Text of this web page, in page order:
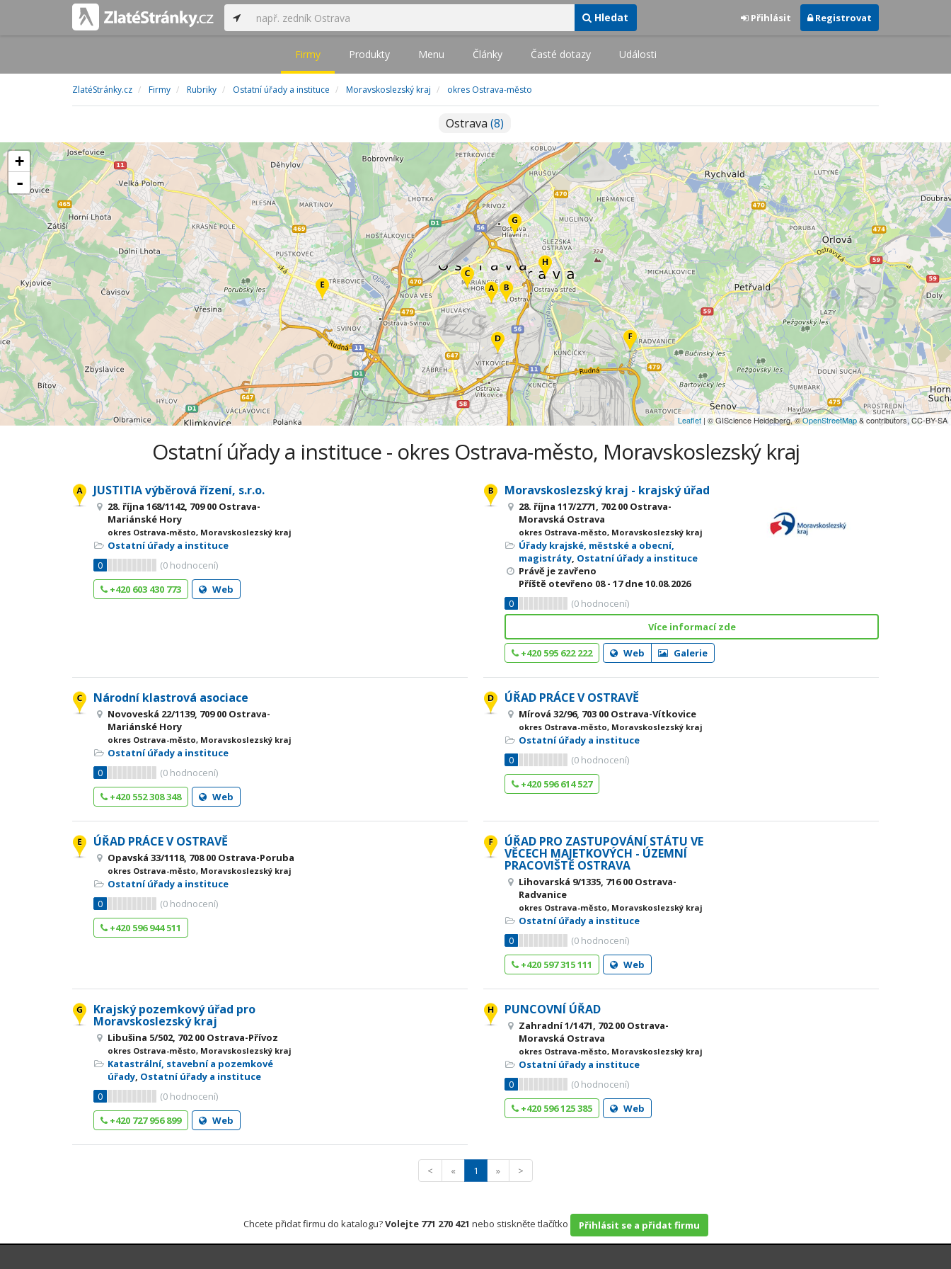
Hledat Přihlásit Registrovat
Firmy Produkty Menu Články Časté dotazy Události
ZlatéStránky.cz Firmy Rubriky Ostatní úřady a instituce Moravskoslezský kraj okres Ostrava-město
Ostrava (8)
+
-
Leaflet | © GIScience Heidelberg, ©OpenStreetMap& contributors, CC-BY-SA
Ostatní úřady a instituce - okres Ostrava-město, Moravskoslezský kraj
JUSTITIA výběrová řízení, s.r.o.
28. října 168/1142, 709 00 Ostrava-
Mariánské Hory
okres Ostrava-město, Moravskoslezský kraj
Ostatní úřady a instituce
0
(0 hodnocení)
+420 603 430 773
Web
Moravskoslezský kraj - krajský úřad
28. října 117/2771, 702 00 Ostrava-
Moravská Ostrava
okres Ostrava-město, Moravskoslezský kraj
Úřady krajské, městské a obecní,
magistráty, Ostatní úřady a instituce
Právě je zavřeno
Příště otevřeno 08 - 17dne 10.08.2026
0
(0 hodnocení)
Více informací zde
+420 595 622 222 Web Galerie
Národní klastrová asociace
Novoveská 22/1139, 709 00 Ostrava-
Mariánské Hory
okres Ostrava-město, Moravskoslezský kraj
Ostatní úřady a instituce
0
(0 hodnocení)
+420 552 308 348
Web
ÚŘAD PRÁCE V OSTRAVĚ
Mírová 32/96, 703 00 Ostrava-Vítkovice
okres Ostrava-město, Moravskoslezský kraj
Ostatní úřady a instituce
0
(0 hodnocení)
+420 596 614 527
ÚŘAD PRÁCE V OSTRAVĚ
Opavská 33/1118, 708 00 Ostrava-Poruba
okres Ostrava-město, Moravskoslezský kraj
Ostatní úřady a instituce
0
(0 hodnocení)
+420 596 944 511
ÚŘAD PRO ZASTUPOVÁNÍ STÁTU VE
VĚCECH MAJETKOVÝCH - ÚZEMNÍ
PRACOVIŠTĚ OSTRAVA
Lihovarská 9/1335, 716 00 Ostrava-
Radvanice
okres Ostrava-město, Moravskoslezský kraj
Ostatní úřady a instituce
0
(0 hodnocení)
+420 597 315 111
Web
Krajský pozemkový úřad pro
Moravskoslezský kraj
Libušina 5/502, 702 00 Ostrava-Přívoz
okres Ostrava-město, Moravskoslezský kraj
Katastrální, stavební a pozemkové
úřady, Ostatní úřady a instituce
0
(0 hodnocení)
+420 727 956 899
Web
PUNCOVNÍ ÚŘAD
Zahradní 1/1471, 702 00 Ostrava-
Moravská Ostrava
okres Ostrava-město, Moravskoslezský kraj
Ostatní úřady a instituce
0
(0 hodnocení)
+420 596 125 385
Web
< « 1 » >
Chcete přidat firmu do katalogu?Volejte 771 270 421 nebo stiskněte tlačítko Přihlásit se a přidat firmu